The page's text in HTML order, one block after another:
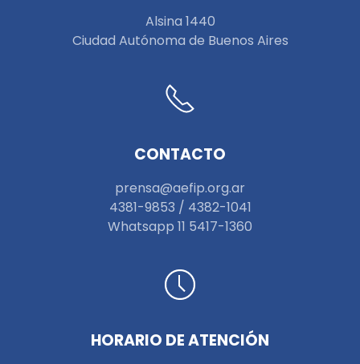
Alsina 1440
Ciudad Autónoma de Buenos Aires
CONTACTO
prensa@aefip.org.ar
4381-9853 / 4382-1041
Whatsapp 11 5417-1360
HORARIO DE ATENCIÓN